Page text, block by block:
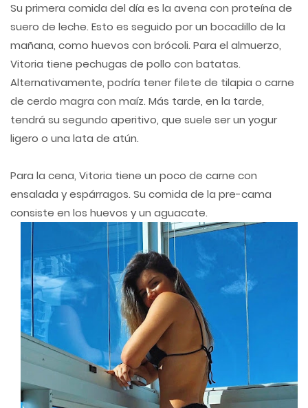
Su primera comida del día es la avena con proteína de
suero de leche. Esto es seguido por un bocadillo de la
mañana, como huevos con brócoli. Para el almuerzo,
Vitoria tiene pechugas de pollo con batatas.
Alternativamente, podría tener filete de tilapia o carne
de cerdo magra con maíz. Más tarde, en la tarde,
tendrá su segundo aperitivo, que suele ser un yogur
ligero o una lata de atún.
Para la cena, Vitoria tiene un poco de carne con
ensalada y espárragos. Su comida de la pre-cama
consiste en los huevos y un aguacate.